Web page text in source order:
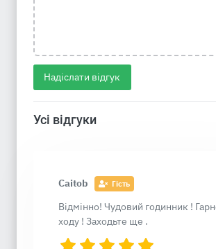
Надіслати відгук
Усі відгуки
Caitob Гість
Відмінно! Чудовий годинник !
ходу ! Заходьте ще .